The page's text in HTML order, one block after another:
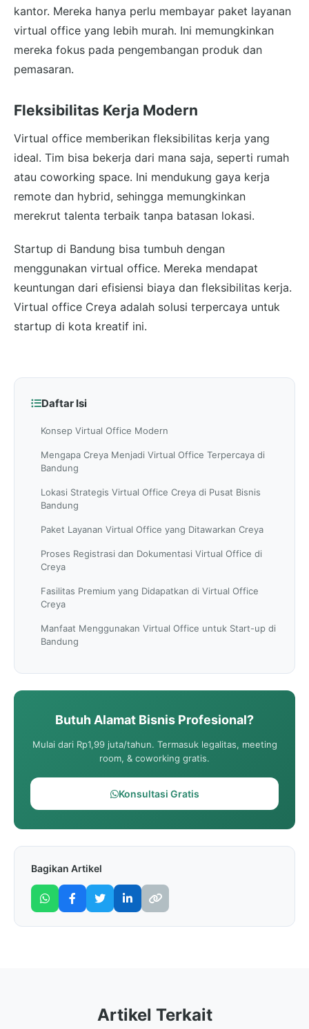
kantor. Mereka hanya perlu membayar paket layanan
virtual office yang lebih murah. Ini memungkinkan
mereka fokus pada pengembangan produk dan
pemasaran.
Fleksibilitas Kerja Modern
Virtual office memberikan fleksibilitas kerja yang
ideal. Tim bisa bekerja dari mana saja, seperti rumah
atau coworking space. Ini mendukung gaya kerja
remote dan hybrid, sehingga memungkinkan
merekrut talenta terbaik tanpa batasan lokasi.
Startup di Bandung bisa tumbuh dengan
menggunakan virtual office. Mereka mendapat
keuntungan dari efisiensi biaya dan fleksibilitas kerja.
Virtual office Creya adalah solusi terpercaya untuk
startup di kota kreatif ini.
Daftar Isi
Konsep Virtual Office Modern
Mengapa Creya Menjadi Virtual Office Terpercaya di
Bandung
Lokasi Strategis Virtual Office Creya di Pusat Bisnis
Bandung
Paket Layanan Virtual Office yang Ditawarkan Creya
Proses Registrasi dan Dokumentasi Virtual Office di
Creya
Fasilitas Premium yang Didapatkan di Virtual Office
Creya
Manfaat Menggunakan Virtual Office untuk Start-up di
Bandung
Butuh Alamat Bisnis Profesional?
Mulai dari Rp1,99 juta/tahun. Termasuk legalitas, meeting
room, & coworking gratis.
Konsultasi Gratis
Bagikan Artikel
Artikel Terkait